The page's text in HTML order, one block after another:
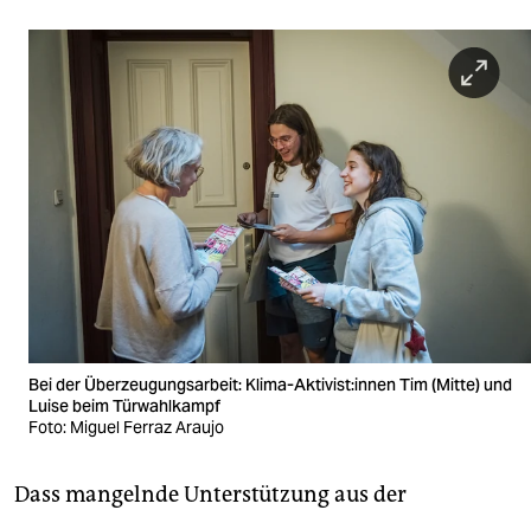
Bei der Überzeugungsarbeit: Klima-Aktivist:innen Tim (Mitte) und
Luise beim Türwahlkampf
Foto: Miguel Ferraz Araujo
Dass mangelnde Unterstützung aus der